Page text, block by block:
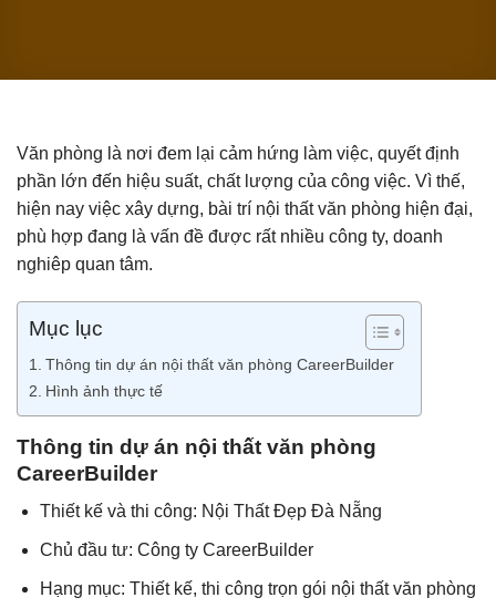
Văn phòng là nơi đem lại cảm hứng làm việc, quyết định
phần lớn đến hiệu suất, chất lượng của công việc. Vì thế,
hiện nay việc xây dựng, bài trí nội thất văn phòng hiện đại,
phù hợp đang là vấn đề được rất nhiều công ty, doanh
nghiêp quan tâm.
Mục lục
Thông tin dự án nội thất văn phòng CareerBuilder
Hình ảnh thực tế
Thông tin dự án nội thất văn phòng
CareerBuilder
Thiết kế và thi công: Nội Thất Đẹp Đà Nẵng
Chủ đầu tư: Công ty CareerBuilder
Hạng mục: Thiết kế, thi công trọn gói nội thất văn phòng